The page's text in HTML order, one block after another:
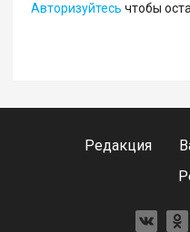
Авторизуйтесь чтобы
Редакция